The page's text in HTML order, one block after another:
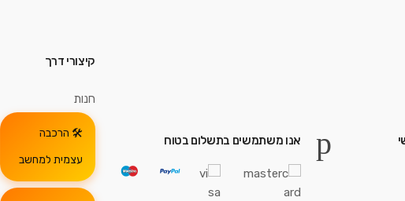
אנו משתמשים בתשלום בטוח
קיצורי דרך
חנות
הרכבה
עצמית למחשב